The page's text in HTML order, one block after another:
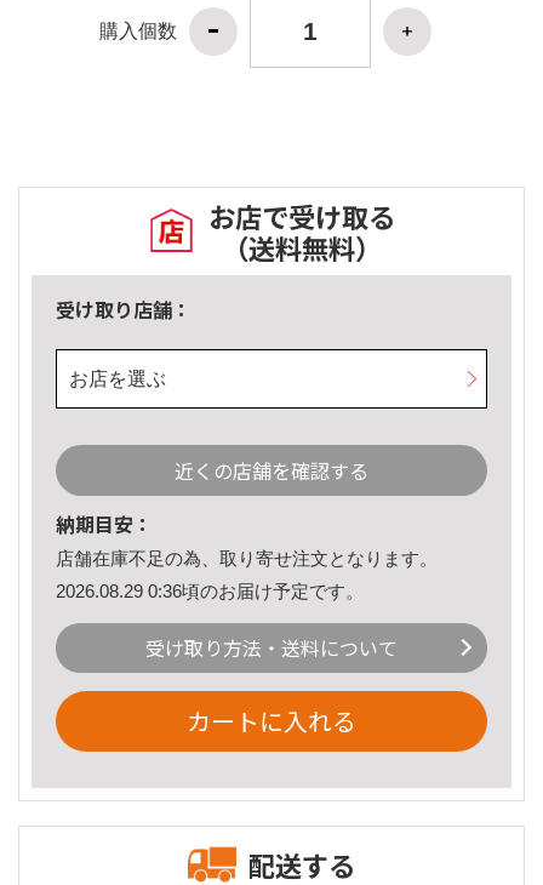
購入個数
お店で受け取る
（送料無料）
受け取り店舗：
お店を選ぶ
近くの店舗を確認する
納期目安：
店舗在庫不足の為、取り寄せ注文となります。
2026.08.29 0:36頃のお届け予定です。
受け取り方法・送料について
カートに入れる
配送する